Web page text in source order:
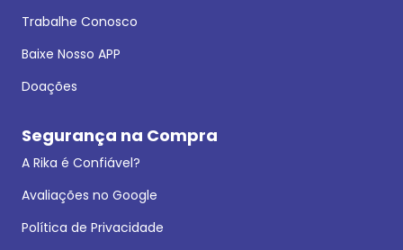
Trabalhe Conosco
Baixe Nosso APP
Doações
Segurança na Compra
A Rika é Confiável?
Avaliações no Google
Política de Privacidade